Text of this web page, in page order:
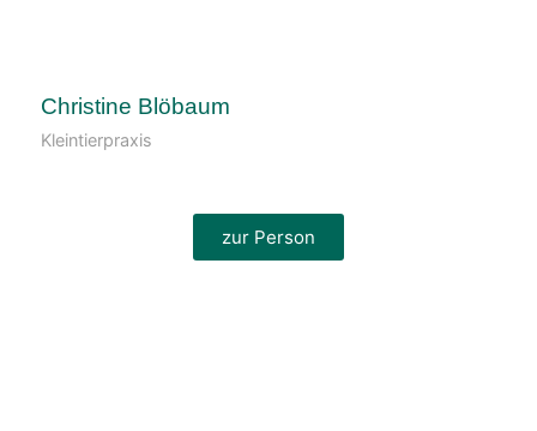
Christine Blöbaum
Kleintierpraxis
zur Person